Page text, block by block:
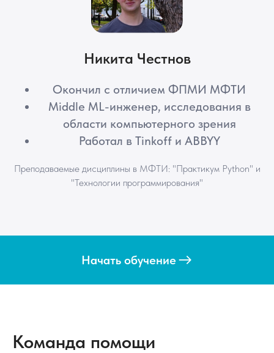
Никита Честнов
Окончил с отличием ФПМИ МФТИ
Middle ML-инженер, исследования в
области компьютерного зрения
Работал в Tinkoff и ABBYY
Преподаваемые дисциплины в МФТИ: "Практикум Python" и
"Технологии программирования"
Начать обучение
Команда помощи